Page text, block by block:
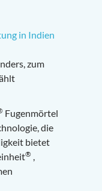
in Indien
zum
Fugenmörtel
die
bietet
® ,